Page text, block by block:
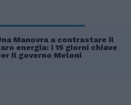
Manovra a contrastare il
energia: i 15 giorni chiave
il governo Meloni